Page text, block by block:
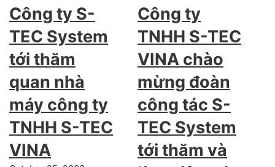
Công ty S-
TEC System
tới thăm
quan nhà
máy công ty
TNHH S-TEC
VINA
Công ty
TNHH S-TEC
VINA chào
mừng đoàn
công tác S-
TEC System
tới thăm và